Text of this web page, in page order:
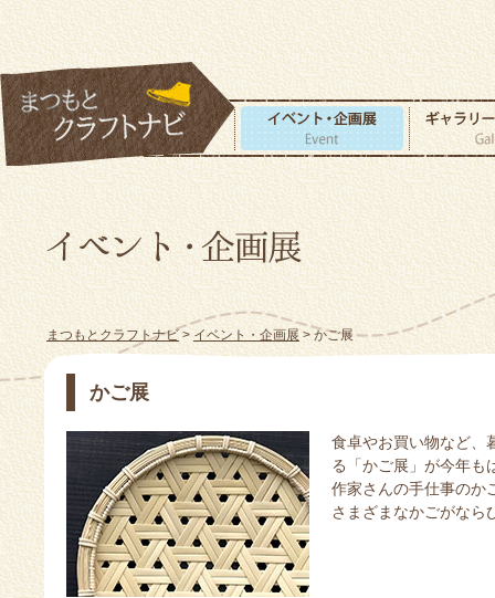
まつもとクラフトナビ>イベント・企画展> かご展
かご展
食卓やお買い物など、
る「かご展」が今年も
作家さんの手仕事のか
さまざまなかごがなら